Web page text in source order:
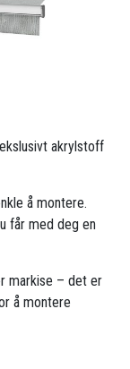
akrylstoff
å montere.
får med deg en
markise – det er
å montere